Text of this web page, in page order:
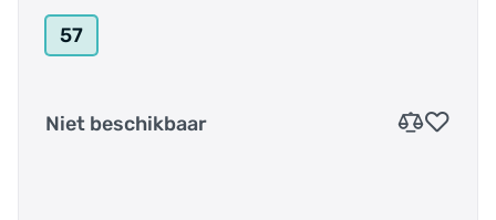
57
Niet beschikbaar